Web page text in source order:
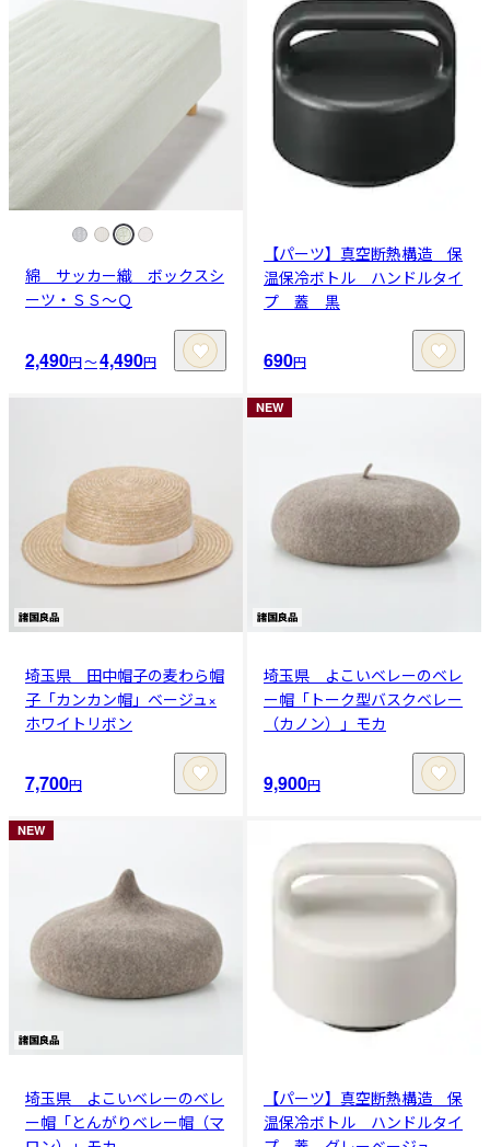
綿 サッカー織 ボックスシ
ーツ・ＳＳ～Ｑ
2,490円〜4,490円
【パーツ】真空断熱構造 保
温保冷ボトル ハンドルタイ
プ 蓋 黒
690円
埼玉県 田中帽子の麦わら帽
子「カンカン帽」ベージュ×
ホワイトリボン
7,700円
NEW
埼玉県 よこいベレーのベレ
ー帽「トーク型バスクベレー
（カノン）」モカ
9,900円
NEW
埼玉県 よこいベレーのベレ
ー帽「とんがりベレー帽（マ
【パーツ】真空断熱構造 保
温保冷ボトル ハンドルタイ